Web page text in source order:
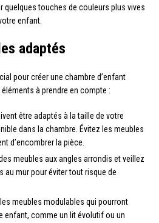
quelques touches de couleurs plus vives
enfant.
adaptés
pour créer une chambre d’enfant
à prendre en compte :
être adaptés à la taille de votre
dans la chambre. Évitez les meubles
d’encombrer la pièce.
meubles aux angles arrondis et veillez
au mur pour éviter tout risque de
meubles modulables qui pourront
enfant, comme un lit évolutif ou un